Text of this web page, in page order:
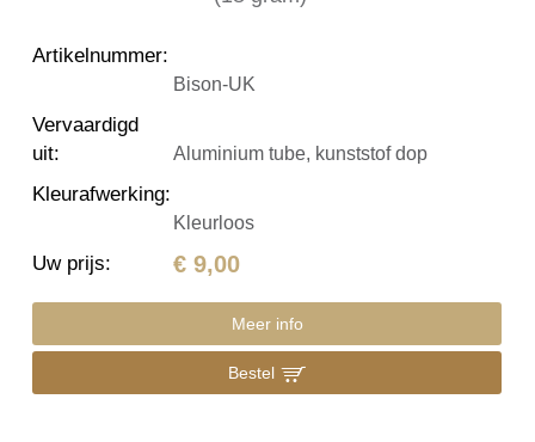
Artikelnummer:
Bison-UK
Vervaardigd
uit: Aluminium tube, kunststof dop
Kleurafwerking:
Kleurloos
Uw prijs: € 9,00
Meer info
Bestel